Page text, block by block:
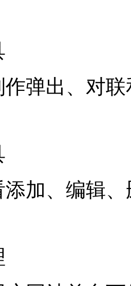
弹出、对
加、编辑